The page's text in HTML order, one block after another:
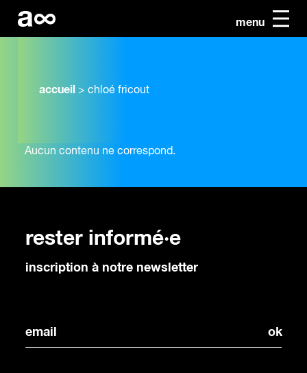
menu
accueil > chloé fricout
Aucun contenu ne correspond.
rester informé·e
inscription à notre newsletter